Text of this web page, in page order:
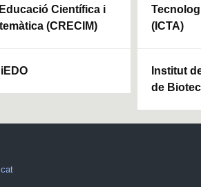
Científica i
(CRECIM)
(ICTA)
Institut
de